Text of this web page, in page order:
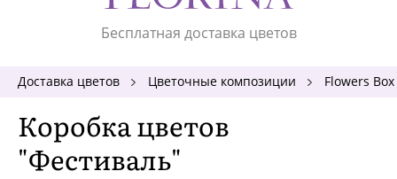
Бесплатная доставка цветов
Доставка цветов Цветочные композиции Flowers Box
Коробка цветов
"Фестиваль"